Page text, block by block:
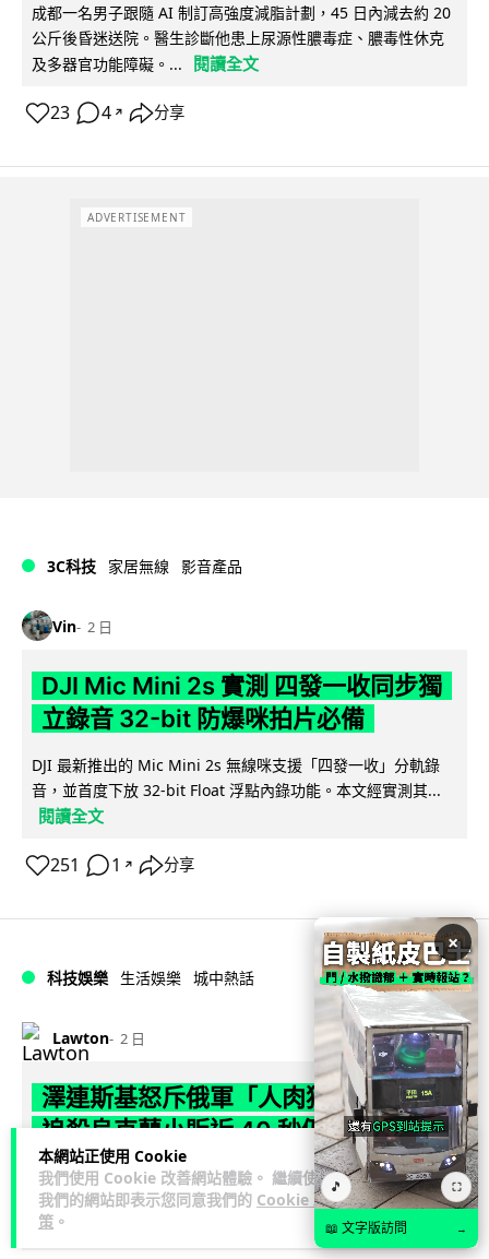
本網站正使用 Cookie
我們使用 Cookie 改善網站體驗。 繼續使用
我們的網站即表示您同意我們的 Cookie 政
策 。
成都一名男子跟隨 AI 制訂高強度減脂計劃，45 日內減去約 20
公斤後昏迷送院。醫生診斷他患上尿源性膿毒症、膿毒性休克
及多器官功能障礙。...
閱讀全文
23 4 ↗ 分享
ADVERTISEMENT
3C科技 家居無線 影音產品
Vin 2 日
DJI Mic Mini 2s 實測 四發一收同步獨
立錄音 32-bit 防爆咪拍片必備
DJI 最新推出的 Mic Mini 2s 無線咪支援「四發一收」分軌錄
音，並首度下放 32-bit Float 浮點內錄功能。本文經實測其...
閱讀全文
251 1 ↗ 分享
科技娛樂 生活娛樂 城中熱話
Lawton 2 日
澤連斯基怒斥俄軍「人肉狩獵」 無人機
追殺烏克蘭小販近 40 秒仍被炸傷
烏克蘭克爾松一名 52 歲小販被俄軍無人機追擊近 40 秒後被炸
傷，影片由烏克蘭總統澤連斯基公開。他直斥俄軍對平民進行
「狩獵式」攻擊，烏克蘭...
×
🎵 ⛶
📖 文字版訪問 →